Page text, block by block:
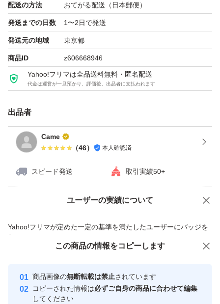
配送の方法 おてがる配送（日本郵便）
発送までの日数 1〜2日で発送
発送元の地域 東京都
商品ID z606668946
Yahoo!フリマは全品送料無料・匿名配送
代金は運営が一旦預かり、評価後、出品者に支払われます
出品者
Came
（46） 本人確認済
スピード発送 取引実績50+
ユーザーの実績について
Yahoo!フリマが定めた一定の基準を満たしたユーザーにバッジを
付与しています
安心取引出品者
心・安全なユーザーです
取引実績
価格の相談 商品への質問
この商品の情報をコピーします
商品画像の無断転載は禁止されています
コピーされた情報は必ずご自身の商品に合わせて編集
してください
この商品をみている人にオススメ